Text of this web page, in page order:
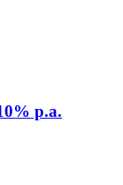
p.a.